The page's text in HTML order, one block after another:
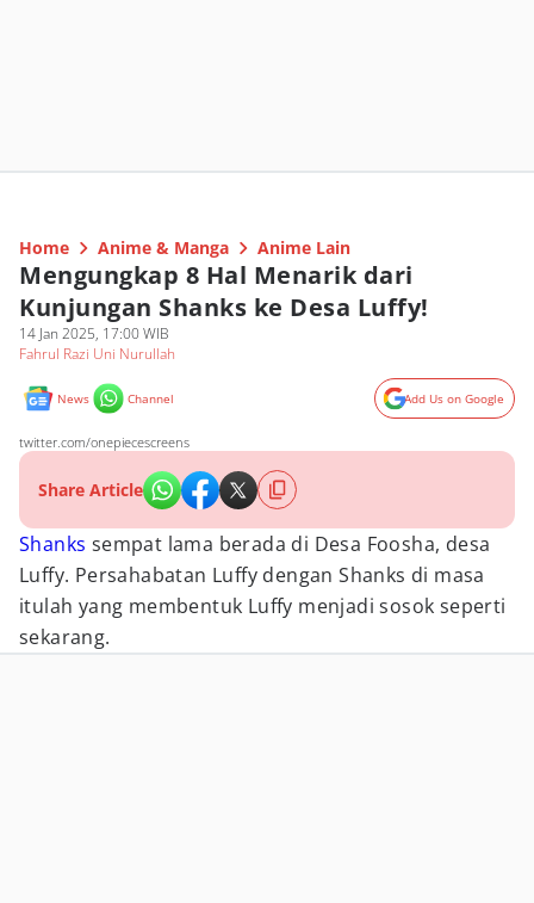
Home Anime & Manga Anime Lain
Mengungkap 8 Hal Menarik dari
Kunjungan Shanks ke Desa Luffy!
14 Jan 2025, 17:00 WIB
Fahrul Razi Uni Nurullah
News Channel Add Us on Google
twitter.com/onepiecescreens
Share Article
Shanks sempat lama berada di Desa Foosha, desa
Luffy. Persahabatan Luffy dengan Shanks di masa
itulah yang membentuk Luffy menjadi sosok seperti
sekarang.